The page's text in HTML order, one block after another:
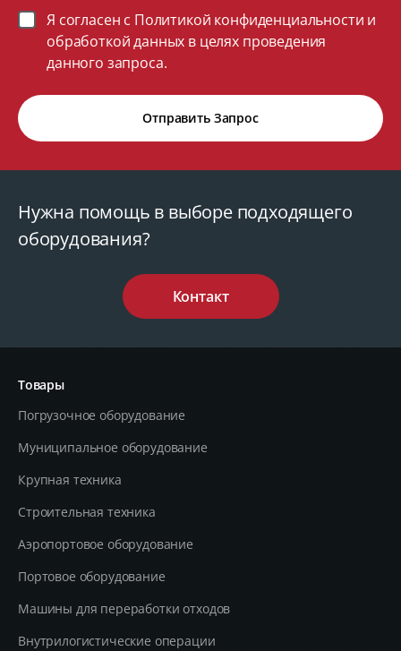
Я согласен с Политикой конфиденциальности и
обработкой данных в целях проведения
данного запроса.
Отправить Запрос
Нужна помощь в выборе подходящего
оборудования?
Контакт
Товары
Погрузочное оборудование
Муниципальное оборудование
Крупная техника
Строительная техника
Aэропортовое оборудование
Портовое оборудование
Машины для переработки отходов
Внутрилогистические операции